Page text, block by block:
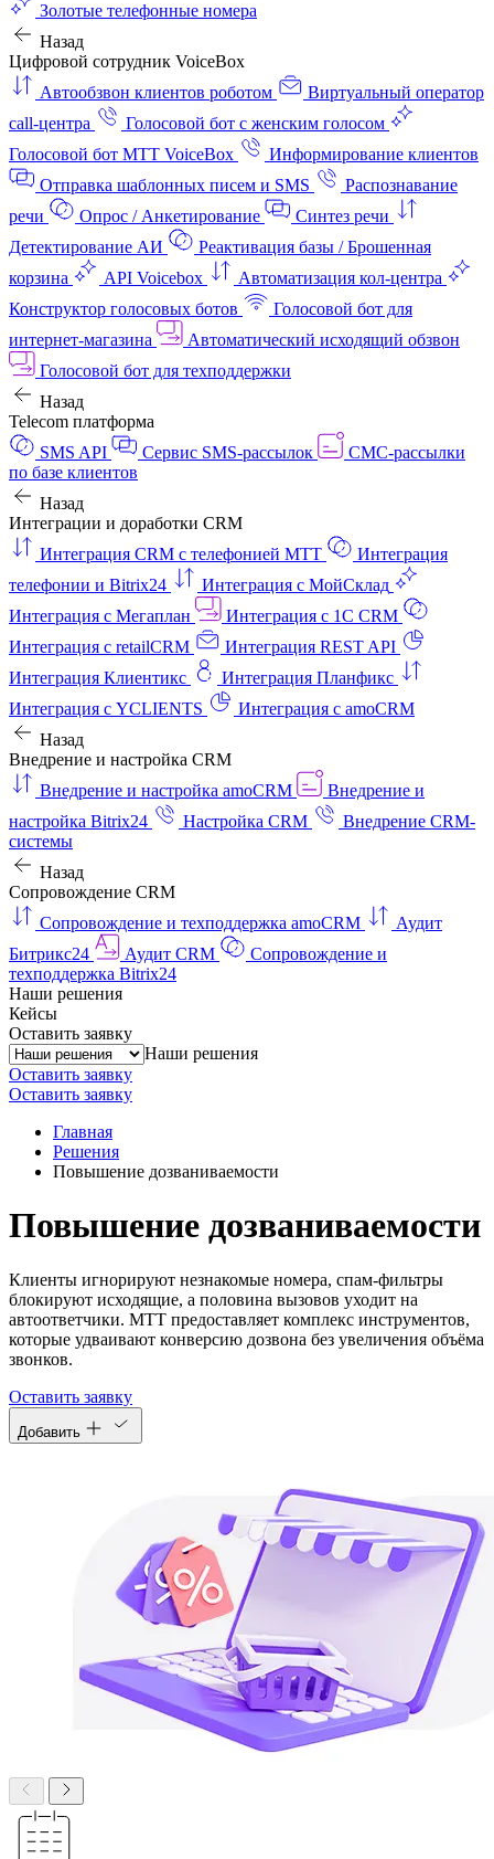
Золотые телефонные номера
Назад
Цифровой сотрудник VoiceBox
Автообзвон клиентов роботом
Виртуальный оператор
call-центра
Голосовой бот с женским голосом
Голосовой бот МТТ VoiceBox
Информирование клиентов
Отправка шаблонных писем и SMS
Распознавание
речи
Опрос / Анкетирование
Синтез речи
Детектирование АИ
Реактивация базы / Брошенная
корзина
API Voicebox
Автоматизация кол‑центра
Конструктор голосовых ботов
Голосовой бот для
интернет‑магазина
Автоматический исходящий обзвон
Голосовой бот для техподдержки
Назад
Telecom платформа
SMS API
Сервис SMS-рассылок
СМС-рассылки
по базе клиентов
Назад
Интеграции и доработки CRM
Интеграция CRM с телефонией МТТ
Интеграция
телефонии и Bitrix24
Интеграция с МойСклад
Интеграция с Мегаплан
Интеграция с 1C CRM
Интеграция с retailCRM
Интеграция REST API
Интеграция Клиентикс
Интеграция Планфикс
Интеграция с YCLIENTS
Интеграция с amoCRM
Назад
Внедрение и настройка CRM
Внедрение и настройка amoCRM
Внедрение и
настройка Bitrix24
Настройка CRM
Внедрение CRM-
системы
Назад
Сопровождение CRM
Сопровождение и техподдержка amoCRM
Аудит
Битрикс24
Аудит CRM
Сопровождение и
техподдержка Bitrix24
Наши решения
Кейсы
Оставить заявку
Наши решения
Оставить заявку
Оставить заявку
Главная
Решения
Повышение дозваниваемости
Повышение дозваниваемости
Клиенты игнорируют незнакомые номера, спам-фильтры
блокируют исходящие, а половина вызовов уходит на
автоответчики. МТТ предоставляет комплекс инструментов,
которые удваивают конверсию дозвона без увеличения объёма
звонков.
Оставить заявку
Добавить